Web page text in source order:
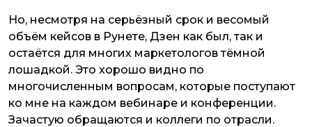
Но, несмотря на серьёзный срок и весомый
объём кейсов в Рунете, Дзен как был, так и
остаётся для многих маркетологов тёмной
лошадкой. Это хорошо видно по
многочисленным вопросам, которые поступают
ко мне на каждом вебинаре и конференции.
Зачастую обращаются и коллеги по отрасли.